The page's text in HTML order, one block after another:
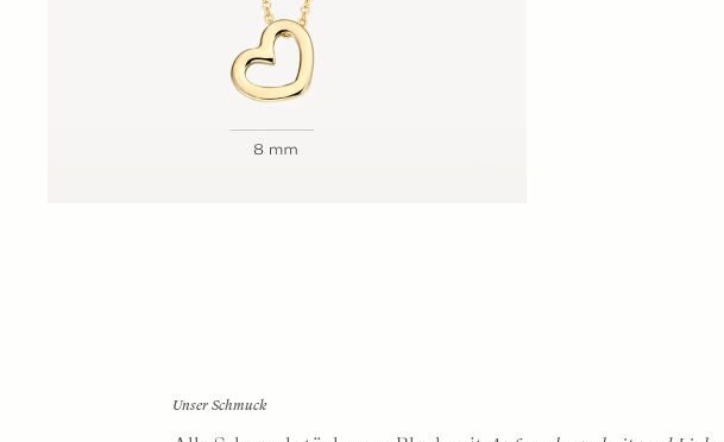
Unser Schmuck